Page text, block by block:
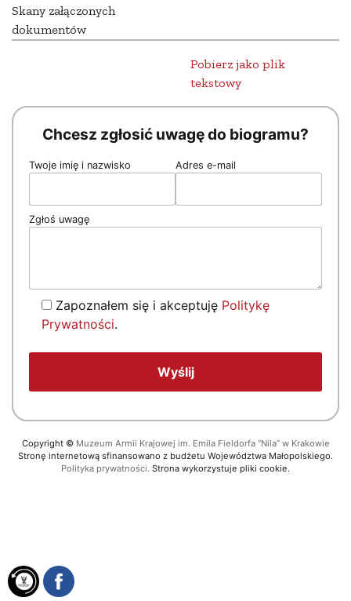
Skany załączonych
dokumentów
Pobierz jako plik
tekstowy
Chcesz zgłosić uwagę do biogramu?
Twoje imię i nazwisko Adres e-mail
Zgłoś uwagę
Zapoznałem się i akceptuję Politykę
Prywatności.
Copyright © Muzeum Armii Krajowej im. Emila Fieldorfa “Nila” w Krakowie
Stronę internetową sfinansowano z budżetu Województwa Małopolskiego.
Polityka prywatności. Strona wykorzystuje pliki cookie.